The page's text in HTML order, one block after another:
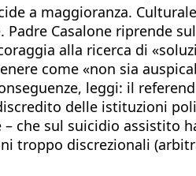
a maggioranza.
Casalone riprende
alla ricerca di
come «non sia
leggi: il
delle istituzioni
che sul suicidio assistito
troppo discrezionali